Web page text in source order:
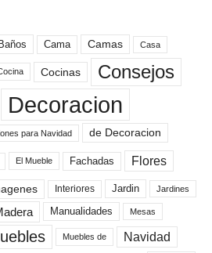
Baños Cama Camas Casa
Cocinas Consejos
Decoracion
para Navidad de Decoracion
El Mueble Fachadas Flores
Interiores Jardin Jardines
Manualidades Mesas
Muebles de Navidad